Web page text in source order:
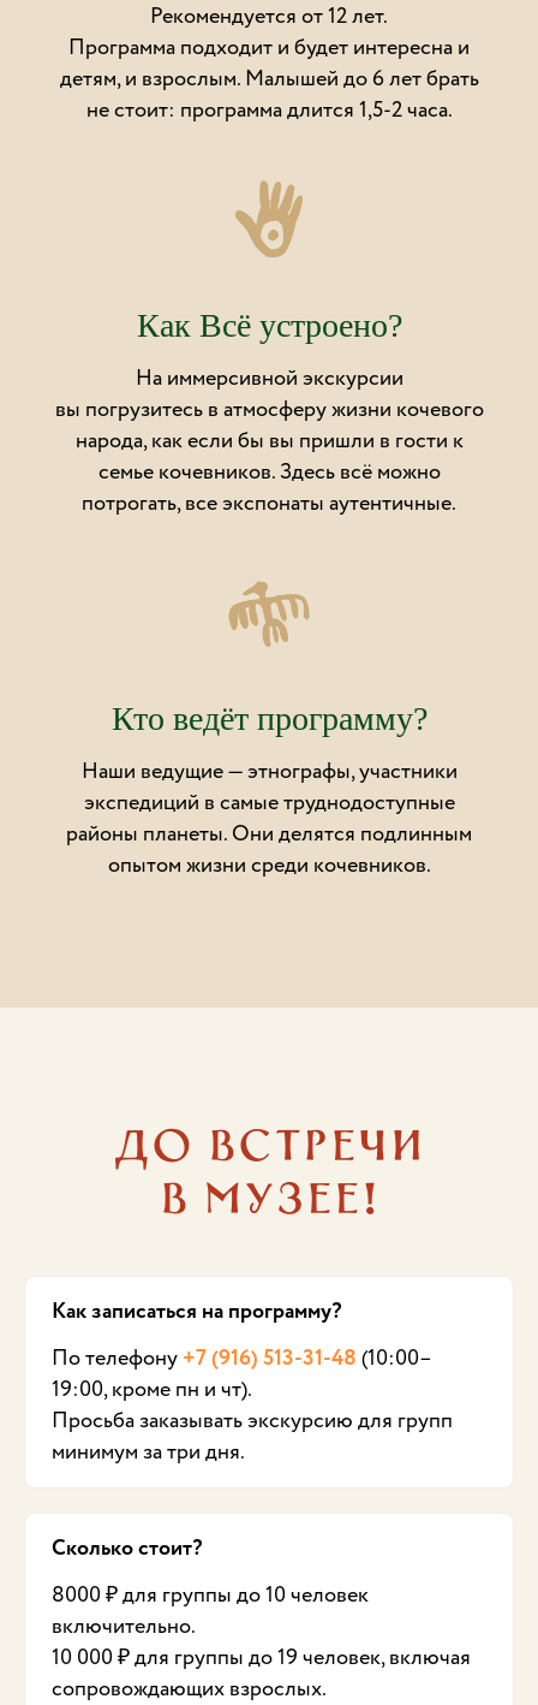
Рекомендуется от 12 лет.
Программа подходит и будет интересна и
детям, и взрослым. Малышей до 6 лет брать
не стоит: программа длится 1,5-2 часа.
Как Всё устроено?
На иммерсивной экскурсии
вы погрузитесь в атмосферу жизни кочевого
народа, как если бы вы пришли в гости к
семье кочевников. Здесь всё можно
потрогать, все экспонаты аутентичные.
Кто ведёт программу?
Наши ведущие — этнографы, участники
экспедиций в самые труднодоступные
районы планеты. Они делятся подлинным
опытом жизни среди кочевников.
До встречи
в музее!
Как записаться на программу?
По телефону +7 (916) 513-31-48 (10:00–
19:00, кроме пн и чт).
Просьба заказывать экскурсию для групп
минимум за три дня.
Сколько стоит?
8000 ₽ для группы до 10 человек
включительно.
10 000 ₽ для группы до 19 человек, включая
сопровождающих взрослых.